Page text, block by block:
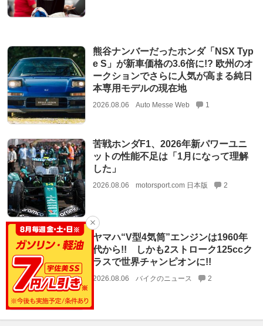
熊谷ナンバーだったホンダ「NSX Typ
e S」が新車価格の3.6倍に!? 欧州のオ
ークションでさらに人気が高まる純日
本専用モデルの現在地
2026.08.06 Auto Messe Web 1
苦戦ホンダF1、2026年新パワーユニ
ットの性能不足は「1月になって理解
した」
2026.08.06 motorsport.com 日本版 2
ヤマハ“V型4気筒”エンジンは1960年
代から!! しかも2ストローク125ccク
ラスで世界チャンピオンに!!
2026.08.06 バイクのニュース 2